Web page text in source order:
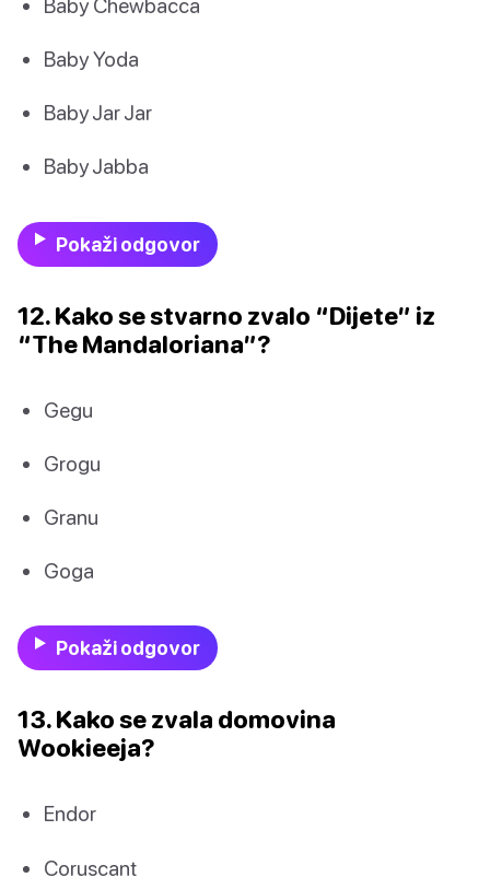
Baby Yoda
Baby Jar Jar
Baby Jabba
Pokaži odgovor
12. Kako se stvarno zvalo “Dijete” iz
“The Mandaloriana”?
Gegu
Grogu
Granu
Goga
Pokaži odgovor
13. Kako se zvala domovina
Wookieeja?
Endor
Coruscant